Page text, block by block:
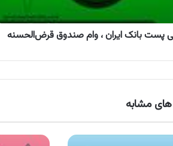
پست بانک ایران ، وام صندوق قرض‌الحسنه
مشابه